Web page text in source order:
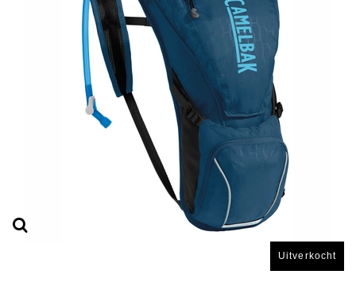
Uitverkocht